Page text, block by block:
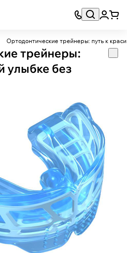
Ортодонтические трейнеры: путь к
трейнеры:
улыбке без